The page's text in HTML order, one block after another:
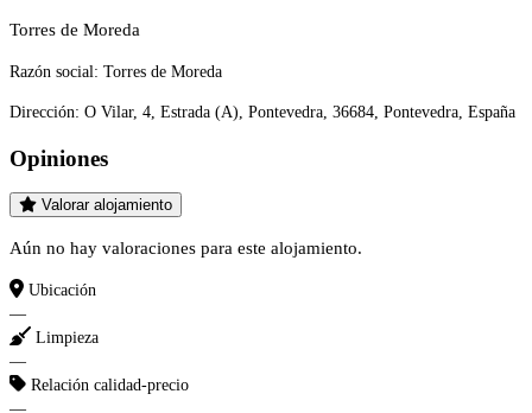
Torres de Moreda
Razón social: Torres de Moreda
Dirección: O Vilar, 4, Estrada (A), Pontevedra, 36684, Pontevedra, España
Opiniones
Valorar alojamiento
Aún no hay valoraciones para este alojamiento.
Ubicación
—
Limpieza
—
Relación calidad-precio
—